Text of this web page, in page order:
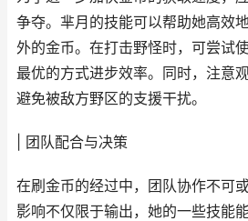
争夺。芈月的技能可以帮助她高效
外的金币。在打击野怪时，可尝试
最优的方式进步效率。同时，注意
避免被敌方野区的支援干扰。
| 团队配合与决策
在刷金币的经过中，团队协作不可
影响不仅限于输出，她的一些技能